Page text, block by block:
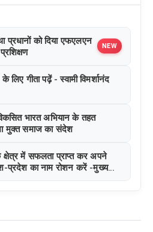
प्रधानों को दिया एफएलएन
NEW
गीता पढ़ें - स्वामी विमर्शानंद
भारत अभियान के तहत
मुक्त समाज का संदेश
के क्षेत्र में सफलता प्राप्त कर अपने
प्रदेश का नाम रोशन करें -मुख्य